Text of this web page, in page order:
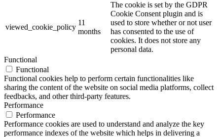
viewed_cookie_policy
11
months
The cookie is set by the GDPR
Cookie Consent plugin and is
used to store whether or not user
has consented to the use of
cookies. It does not store any
personal data.
Functional
Functional
Functional cookies help to perform certain functionalities like
sharing the content of the website on social media platforms, collect
feedbacks, and other third-party features.
Performance
Performance
Performance cookies are used to understand and analyze the key
performance indexes of the website which helps in delivering a